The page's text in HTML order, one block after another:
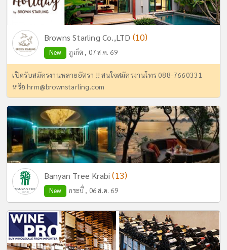
Browns Starling Co.,LTD (10)
New ภูเก็ต , 07 ส.ค. 69
เปิดรับสมัครงานหลายอัตรา !! สนใจสมัครงานโทร 088-7660331
หรือhrm@brownstarling.com
Banyan Tree Krabi(13)
New กระบี่ , 06 ส.ค. 69